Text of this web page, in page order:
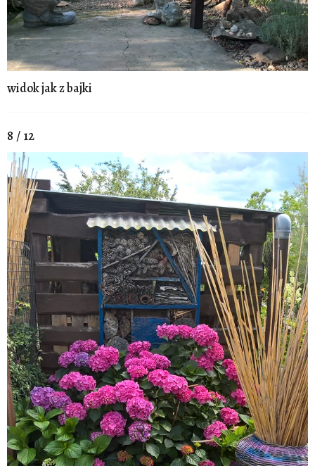
widok jak z bajki
8 / 12